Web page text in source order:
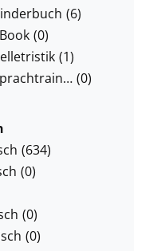
(6)
(0)
(1)
(0)
(634)
(0)
(0)
(0)